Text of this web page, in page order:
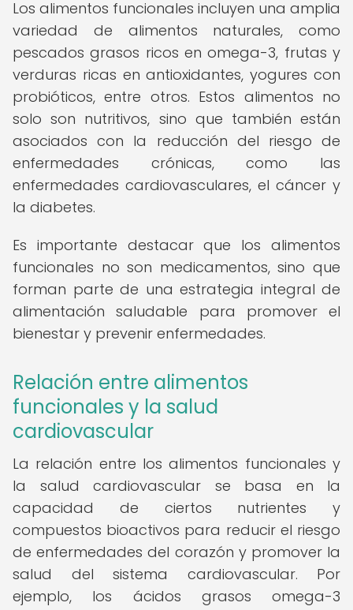
Los alimentos funcionales incluyen una amplia
variedad de alimentos naturales, como
pescados grasos ricos en omega-3, frutas y
verduras ricas en antioxidantes, yogures con
probióticos, entre otros. Estos alimentos no
solo son nutritivos, sino que también están
asociados con la reducción del riesgo de
enfermedades crónicas, como las
enfermedades cardiovasculares, el cáncer y
la diabetes.
Es importante destacar que los alimentos
funcionales no son medicamentos, sino que
forman parte de una estrategia integral de
alimentación saludable para promover el
bienestar y prevenir enfermedades.
Relación entre alimentos
funcionales y la salud
cardiovascular
La relación entre los alimentos funcionales y
la salud cardiovascular se basa en la
capacidad de ciertos nutrientes y
compuestos bioactivos para reducir el riesgo
de enfermedades del corazón y promover la
salud del sistema cardiovascular. Por
ejemplo, los ácidos grasos omega-3